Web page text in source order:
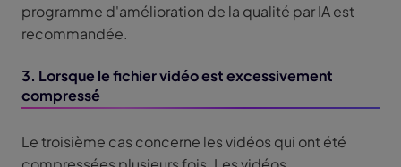
programme d'amélioration de la qualité par IA est
recommandée.
3. Lorsque le fichier vidéo est excessivement
compressé
Le troisième cas concerne les vidéos qui ont été